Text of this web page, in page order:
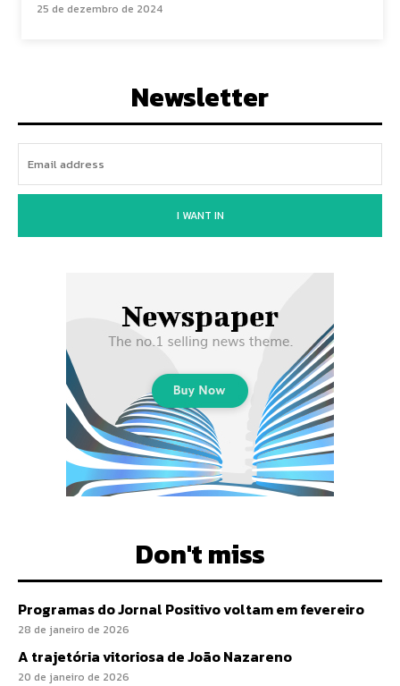
25 de dezembro de 2024
Newsletter
I WANT IN
Don't miss
Programas do Jornal Positivo voltam em fevereiro
28 de janeiro de 2026
A trajetória vitoriosa de João Nazareno
20 de janeiro de 2026